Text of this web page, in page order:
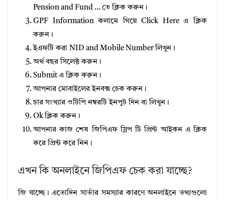
Pension and Fund … তে ক্লিক করুন।
GPF Information কলামে গিয়ে Click Here এ ক্লিক
করুন।
ইএফটি করা NID and Mobile Number লিখুন।
অর্থ বছর সিলেক্ট করুন।
Submit এ ক্লিক করুন।
আপনার মোবাইলের ইনবক্স চেক করুন।
চার সংখ্যার ওটিপি নম্বরটি ইনপুট দিন বা লিখুন।
Ok ক্লিক করুন।
আপনার কাজ শেষ জিপিএফ স্লিপ টি প্রিন্ট আইকন এ ক্লিক
করে প্রিন্ট করে নিন।
এখন কি অনলাইনে জিপিএফ চেক করা যাচ্ছে?
জি যাচ্ছে। এতোদিন সার্ভার সমস্যার কারণে অনলাইনে তথ্যগুলো